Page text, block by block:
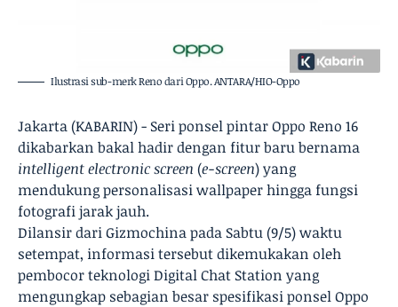
Ilustrasi sub-merk Reno dari Oppo. ANTARA/HIO-Oppo
Jakarta (KABARIN) - Seri ponsel pintar Oppo Reno 16
dikabarkan bakal hadir dengan fitur baru bernama
intelligent electronic screen (e-screen) yang
mendukung personalisasi wallpaper hingga fungsi
fotografi jarak jauh.
Dilansir dari Gizmochina pada Sabtu (9/5) waktu
setempat, informasi tersebut dikemukakan oleh
pembocor teknologi Digital Chat Station yang
mengungkap sebagian besar spesifikasi ponsel Oppo